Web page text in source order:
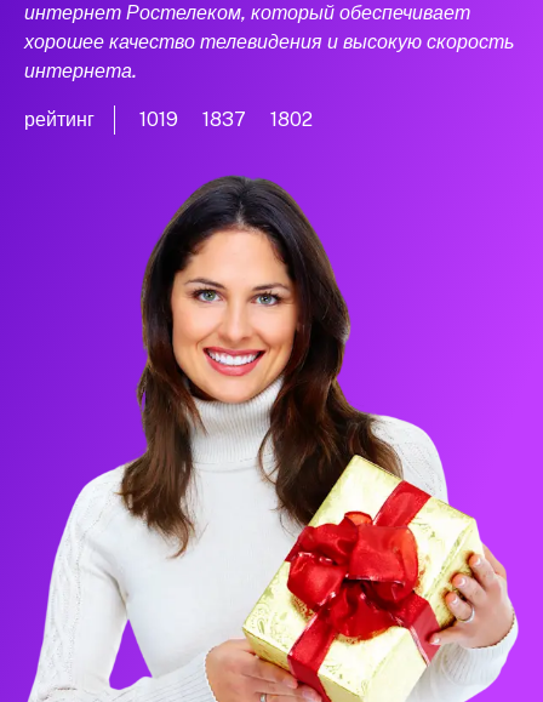
интернет Ростелеком, который обеспечивает
хорошее качество телевидения и высокую скорость
интернета.
рейтинг 1019 1837 1802